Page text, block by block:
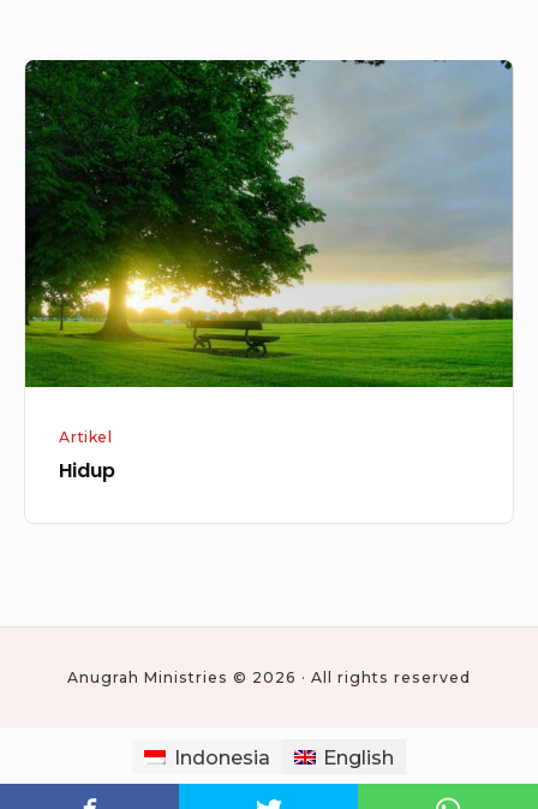
Hidup
Artikel
Hidup
Anugrah Ministries © 2026 · All rights reserved
Indonesia English